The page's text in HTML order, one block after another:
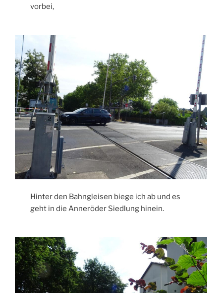
vorbei,
Hinter den Bahngleisen biege ich ab und es
geht in die Anneröder Siedlung hinein.